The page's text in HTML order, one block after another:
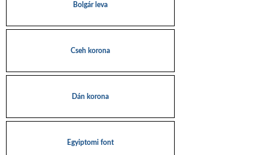
Bolgár leva
Cseh korona
Dán korona
Egyiptomi font